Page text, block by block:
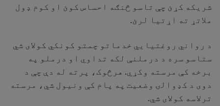
شریکه کړئ چې تاسو څنګه احساس کوئ او کوم ډول
ملاتړ ته اړتیا لرئ.
د رواني روغتیايي خدماتو چمتو کونکي کولای شي
ستاسو سره د درملنې لکه تداوي او درملو په
برخه کې مرسته وکړي. هرڅوک، پرته له دې چې د
دوی د کډوالۍ وضعیت په پام کې ونيول شي، مرسته
ترلاسه کولای شي.